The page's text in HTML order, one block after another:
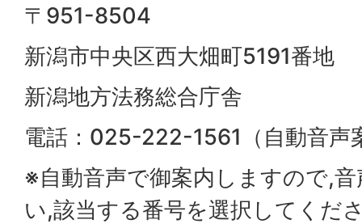
〒951-8504
新潟市中央区西大畑町5191番地
新潟地方法務総合庁舎
電話：025-222-1561（自動音声
※自動音声で御案内しますので,
い,該当する番号を選択してくだ